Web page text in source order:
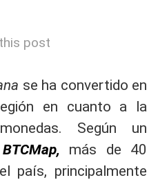
post
se ha convertido en
en cuanto a la
Según un
BTCMap, más de 40
país, principalmente